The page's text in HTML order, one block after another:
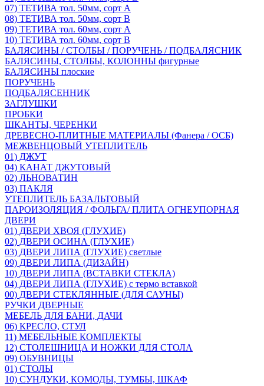
07) ТЕТИВА тол. 50мм, сорт А
08) ТЕТИВА тол. 50мм, сорт В
09) ТЕТИВА тол. 60мм, сорт А
10) ТЕТИВА тол. 60мм, сорт В
БАЛЯСИНЫ / СТОЛБЫ / ПОРУЧЕНЬ / ПОДБАЛЯСНИК
БАЛЯСИНЫ, СТОЛБЫ, КОЛОННЫ фигурные
БАЛЯСИНЫ плоские
ПОРУЧЕНЬ
ПОДБАЛЯСЕННИК
ЗАГЛУШКИ
ПРОБКИ
ШКАНТЫ, ЧЕРЕНКИ
ДРЕВЕСНО-ПЛИТНЫЕ МАТЕРИАЛЫ (Фанера / ОСБ)
МЕЖВЕНЦОВЫЙ УТЕПЛИТЕЛЬ
01) ДЖУТ
04) КАНАТ ДЖУТОВЫЙ
02) ЛЬНОВАТИН
03) ПАКЛЯ
УТЕПЛИТЕЛЬ БАЗАЛЬТОВЫЙ
ПАРОИЗОЛЯЦИЯ / ФОЛЬГА/ ПЛИТА ОГНЕУПОРНАЯ
ДВЕРИ
01) ДВЕРИ ХВОЯ (ГЛУХИЕ)
02) ДВЕРИ ОСИНА (ГЛУХИЕ)
03) ДВЕРИ ЛИПА (ГЛУХИЕ) светлые
09) ДВЕРИ ЛИПА (ДИЗАЙН)
10) ДВЕРИ ЛИПА (ВСТАВКИ СТЕКЛА)
04) ДВЕРИ ЛИПА (ГЛУХИЕ) с термо вставкой
00) ДВЕРИ СТЕКЛЯННЫЕ (ДЛЯ САУНЫ)
РУЧКИ ДВЕРНЫЕ
МЕБЕЛЬ ДЛЯ БАНИ, ДАЧИ
06) КРЕСЛО, СТУЛ
11) МЕБЕЛЬНЫЕ КОМПЛЕКТЫ
12) СТОЛЕШНИЦА И НОЖКИ ДЛЯ СТОЛА
09) ОБУВНИЦЫ
01) СТОЛЫ
10) СУНДУКИ, КОМОДЫ, ТУМБЫ, ШКАФ